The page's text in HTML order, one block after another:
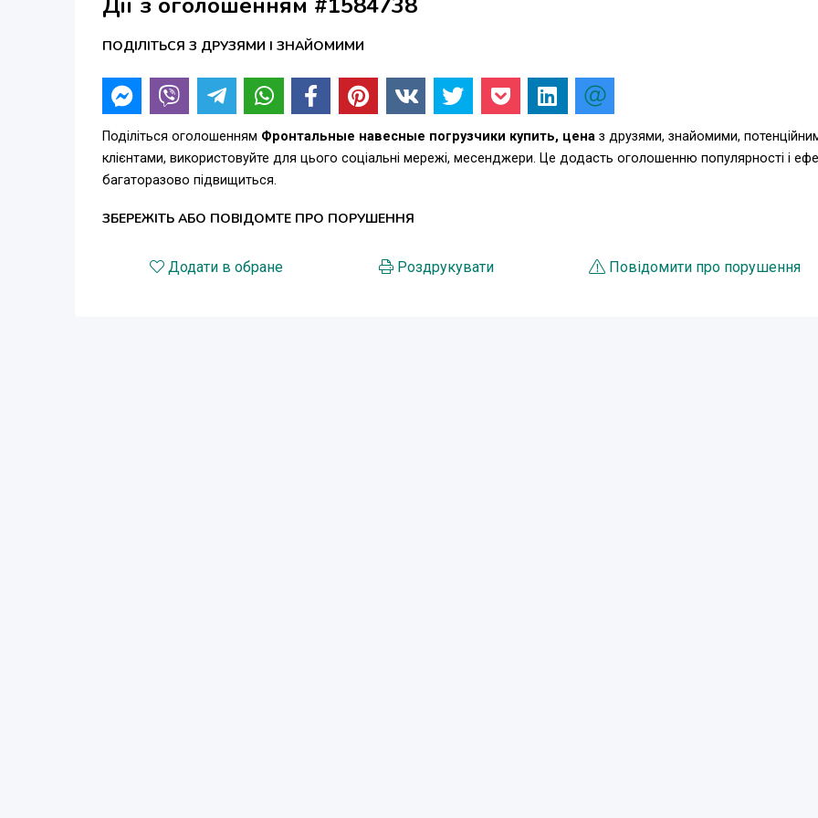
ПОДІЛІТЬСЯ З ДРУЗЯМИ І ЗНАЙОМИМИ
Поділіться оголошенням Фронтальные навесные погрузчики купить, цена з друзями, знайомими,
клієнтами, використовуйте для цього соціальні мережі, месенджери. Це додасть оголошенню популярності і
багаторазово підвищиться.
ЗБЕРЕЖІТЬ АБО ПОВІДОМТЕ ПРО ПОРУШЕННЯ
Додати в обране Роздрукувати Повідомити про порушення